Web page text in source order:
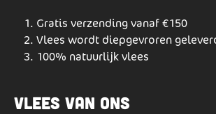
Gratis verzending vanaf €150
Vlees wordt diepgevroren
100% natuurlijk vlees
Vlees van ons